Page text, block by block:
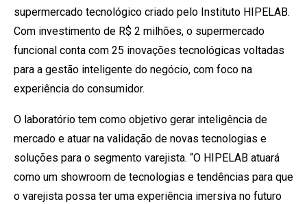
supermercado tecnológico criado pelo Instituto HIPELAB.
Com investimento de R$ 2 milhões, o supermercado
funcional conta com 25 inovações tecnológicas voltadas
para a gestão inteligente do negócio, com foco na
experiência do consumidor.
O laboratório tem como objetivo gerar inteligência de
mercado e atuar na validação de novas tecnologias e
soluções para o segmento varejista. “O HIPELAB atuará
como um showroom de tecnologias e tendências para que
o varejista possa ter uma experiência imersiva no futuro